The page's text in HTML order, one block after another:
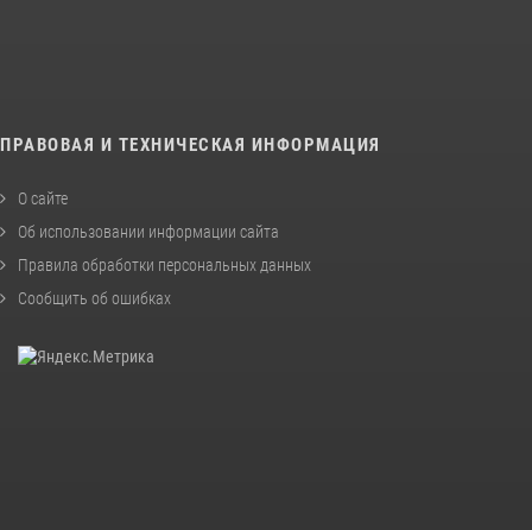
ПРАВОВАЯ И ТЕХНИЧЕСКАЯ ИНФОРМАЦИЯ
О сайте
Об использовании информации сайта
Правила обработки персональных данных
Сообщить об ошибках